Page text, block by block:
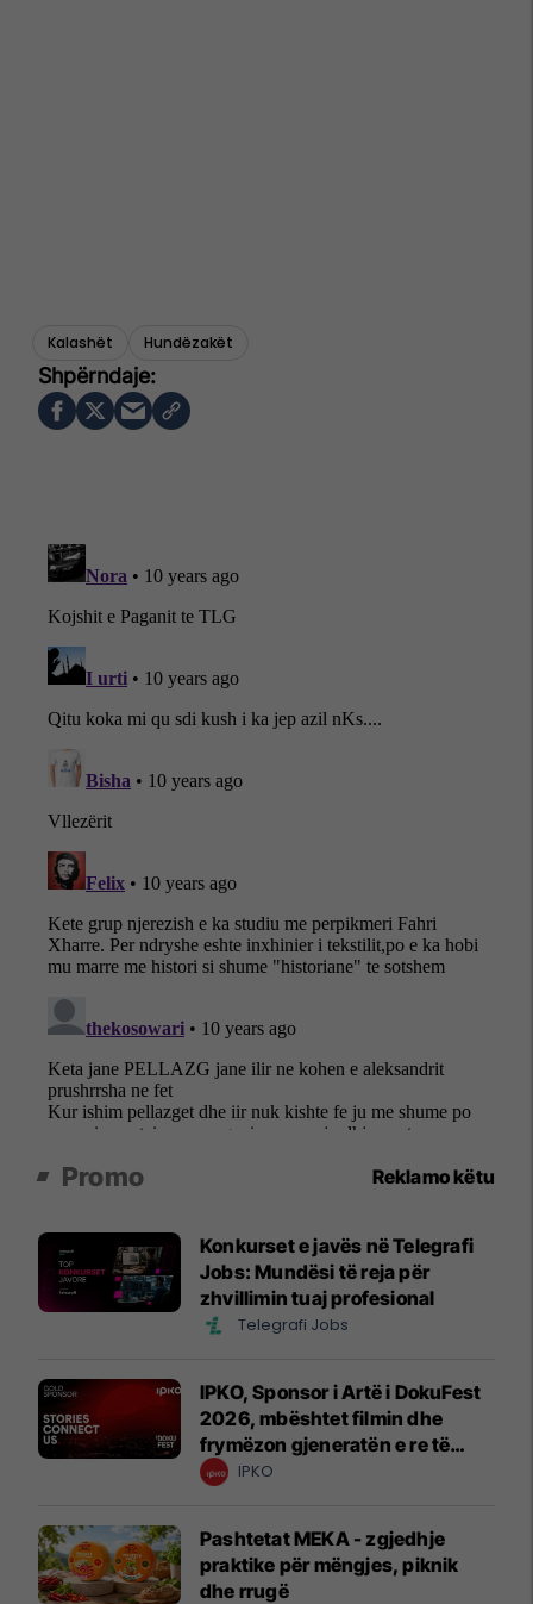
Kalashët Hundëzakët
Promo Reklamo këtu
Konkurset e javës në Telegrafi
Jobs: Mundësi të reja për
zhvillimin tuaj profesional
Telegrafi Jobs
IPKO, Sponsor i Artë i DokuFest
2026, mbështet filmin dhe
frymëzon gjeneratën e re të
krijuesve
IPKO
Pashtetat MEKA - zgjedhje
praktike për mëngjes, piknik
dhe rrugë